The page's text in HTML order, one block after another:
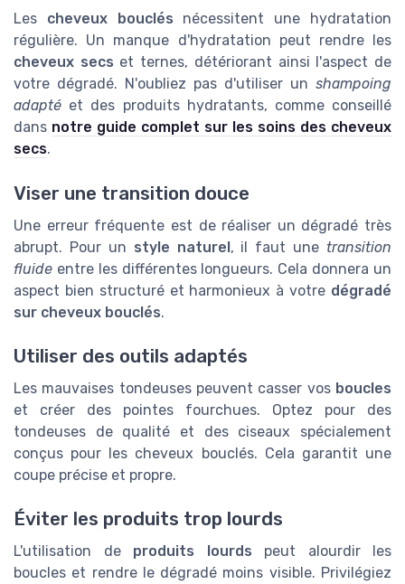
Les cheveux bouclés nécessitent une hydratation
régulière. Un manque d'hydratation peut rendre les
cheveux secs et ternes, détériorant ainsi l'aspect de
votre dégradé. N'oubliez pas d'utiliser un shampoing
adapté et des produits hydratants, comme conseillé
dans notre guide complet sur les soins des cheveux
secs.
Viser une transition douce
Une erreur fréquente est de réaliser un dégradé très
abrupt. Pour un style naturel, il faut une transition
fluide entre les différentes longueurs. Cela donnera un
aspect bien structuré et harmonieux à votre dégradé
sur cheveux bouclés.
Utiliser des outils adaptés
Les mauvaises tondeuses peuvent casser vos boucles
et créer des pointes fourchues. Optez pour des
tondeuses de qualité et des ciseaux spécialement
conçus pour les cheveux bouclés. Cela garantit une
coupe précise et propre.
Éviter les produits trop lourds
L'utilisation de produits lourds peut alourdir les
boucles et rendre le dégradé moins visible. Privilégiez